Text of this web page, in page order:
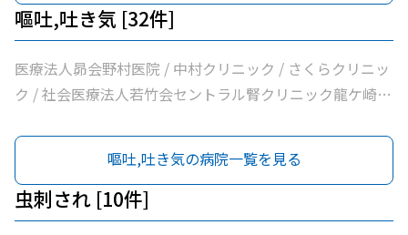
池田病院
嘔吐,吐き気 [32件]
医療法人昴会野村医院 / 中村クリニック / さくらクリニッ
ク / 社会医療法人若竹会セントラル腎クリニック龍ケ崎 /
外科 / 牛尾病院 / 松本クリニック / ひかりの森内科クリニ
ック / 吉澤胃腸内科医院 / 山村医院 / 山本医院 / 福岡小児
科医院 / 飯野クリニック / 松葉クリニック / 根本医院 / 医
療法人社団健幸福会龍ケ崎大徳ヘルシークリニック / 医療
嘔吐,吐き気の病院一覧を見る
虫刺され [10件]